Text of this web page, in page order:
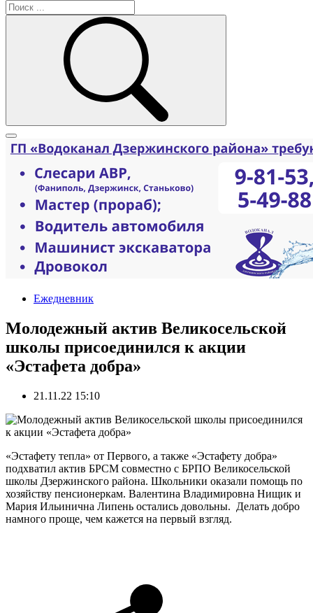
Ежедневник
Молодежный актив Великосельской
школы присоединился к акции
«Эстафета добра»
21.11.22 15:10
«Эстафету тепла» от Первого, а также «Эстафету добра»
подхватил актив БРСМ совместно с БРПО Великосельской
школы Дзержинского района. Школьники оказали помощь по
хозяйству пенсионеркам. Валентина Владимировна Нищик и
Мария Ильинична Липень остались довольны. Делать добро
намного проще, чем кажется на первый взгляд.